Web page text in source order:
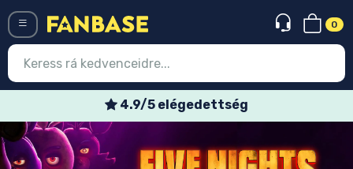
0
4.9/5 elégedettség
Belépés